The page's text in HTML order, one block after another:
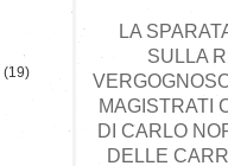
LA
SULLA
MAGISTRATI
DI CARLO
DELLE
(19)